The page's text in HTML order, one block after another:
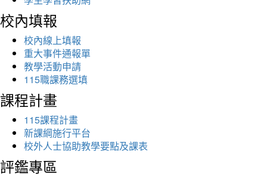
校內填報
校內線上填報
重大事件通報單
教學活動申請
115職課務選填
課程計畫
115課程計畫
新課綱施行平台
校外人士協助教學要點及課表
評鑑專區